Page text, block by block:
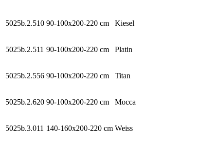
5025b.2.510 90-100x200-220 cm Kiesel
5025b.2.511 90-100x200-220 cm Platin
5025b.2.556 90-100x200-220 cm Titan
5025b.2.620 90-100x200-220 cm Mocca
5025b.3.011 140-160x200-220 cm Weiss